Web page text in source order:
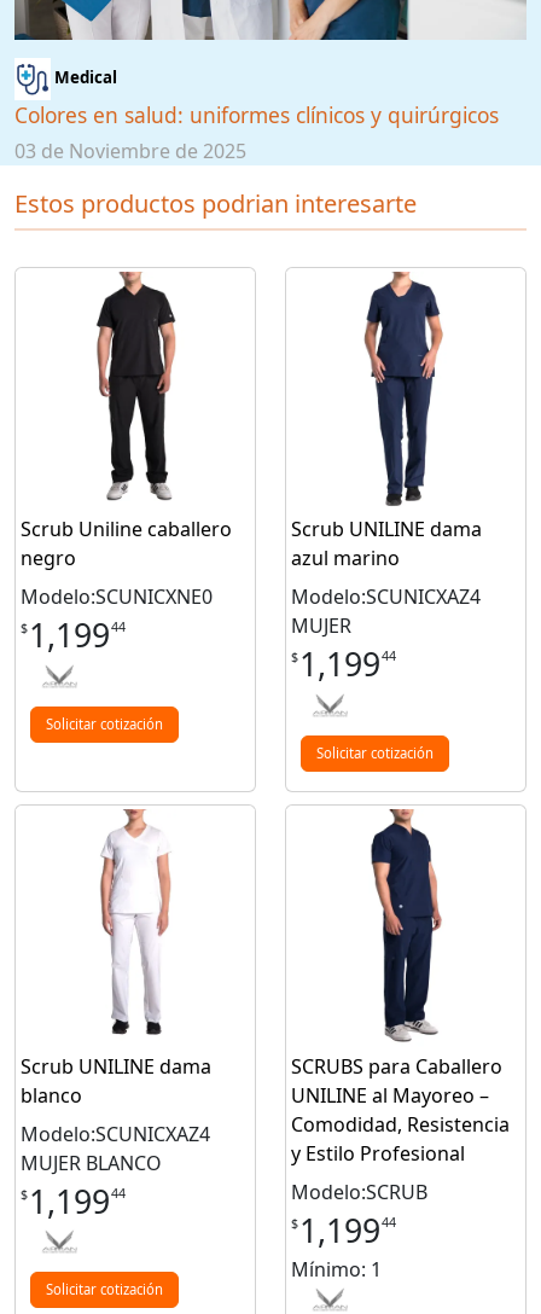
Medical
Colores en salud: uniformes clínicos y quirúrgicos
03 de Noviembre de 2025
Estos productos podrian interesarte
Scrub Uniline caballero
negro
Modelo:SCUNICXNE0
$ 1,19944
Solicitar cotización
Scrub UNILINE dama
azul marino
Modelo:SCUNICXAZ4
MUJER
$ 1,19944
Solicitar cotización
Scrub UNILINE dama
blanco
Modelo:SCUNICXAZ4
MUJER BLANCO
$ 1,19944
Solicitar cotización
SCRUBS para Caballero
UNILINE al Mayoreo –
Comodidad, Resistencia
y Estilo Profesional
Modelo:SCRUB
$ 1,19944
Mínimo: 1